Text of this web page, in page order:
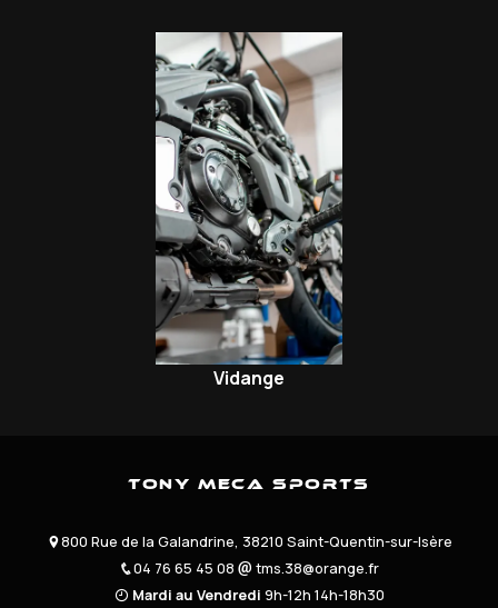
Vidange
Tony Meca Sports
800 Rue de la Galandrine, 38210 Saint-Quentin-sur-Isère
04 76 65 45 08
tms.38@orange.fr
Mardi au Vendredi 9h-12h 14h-18h30